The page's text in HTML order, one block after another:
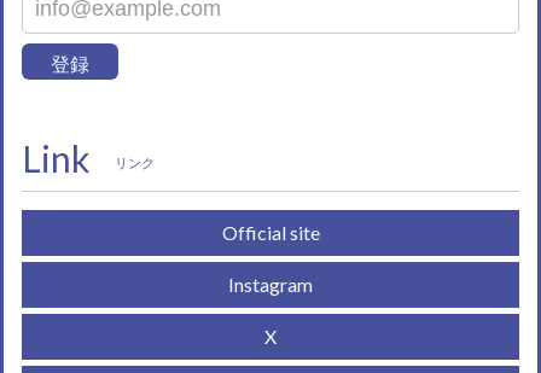
登録
Link リンク
Official site
Instagram
X